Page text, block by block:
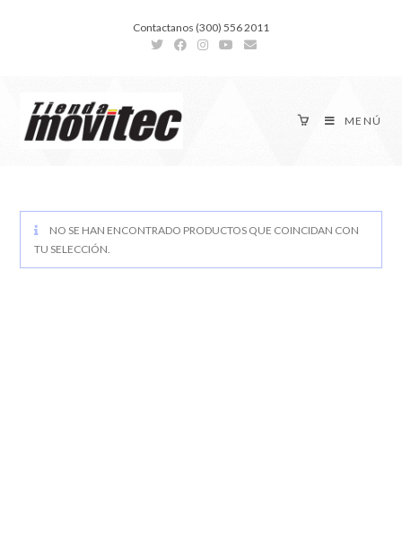
Contactanos (300) 556 2011
MENÚ
NO SE HAN ENCONTRADO PRODUCTOS QUE COINCIDAN CON
TU SELECCIÓN.